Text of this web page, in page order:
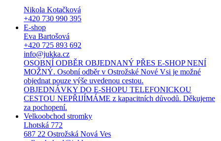
Nikola Kotačková
+420 730 990 395
E-shop
Eva Bartošová
+420 725 893 692
info@jukka.cz
OSOBNÍ ODBĚR OBJEDNANÝ PŘES E-SHOP NENÍ
MOŽNÝ. Osobní odběr v Ostrožské Nové Vsi je možné
objednat pouze výše uvedenou cestou.
OBJEDNÁVKY DO E-SHOPU TELEFONICKOU
CESTOU NEPŘIJÍMÁME z kapacitních důvodů. Děkujeme
za pochopení.
Velkoobchod stromky
Lhotská 772
687 22 Ostrožská Nová Ves